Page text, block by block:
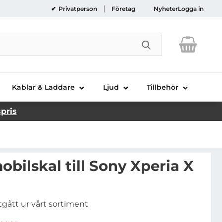
Privatperson Företag NyheterLogga in
Genomför
Kablar & Laddare Ljud Tillbehör
till Sony Xperia X
ur vårt sortiment